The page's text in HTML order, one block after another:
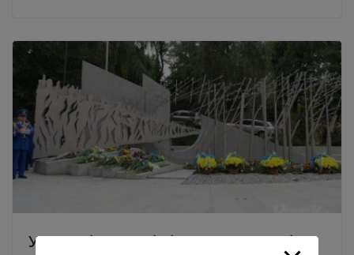
У центрі столиці відкрили Меморіал